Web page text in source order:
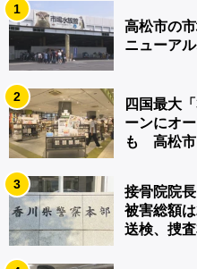
1
高松市の
ニューア
2
四国最大
ーンにオ
も 高松市
3
接骨院院
被害総額
送検、捜